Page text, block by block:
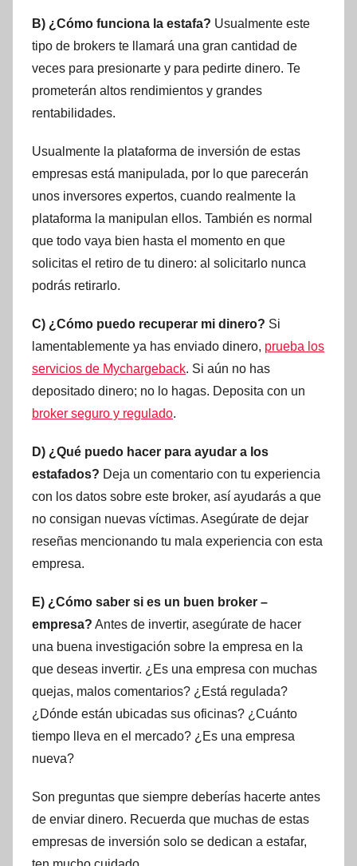
B) ¿Cómo funciona la estafa? Usualmente este
tipo de brokers te llamará una gran cantidad de
veces para presionarte y para pedirte dinero. Te
prometerán altos rendimientos y grandes
rentabilidades.
Usualmente la plataforma de inversión de estas
empresas está manipulada, por lo que parecerán
unos inversores expertos, cuando realmente la
plataforma la manipulan ellos. También es normal
que todo vaya bien hasta el momento en que
solicitas el retiro de tu dinero: al solicitarlo nunca
podrás retirarlo.
C) ¿Cómo puedo recuperar mi dinero? Si
lamentablemente ya has enviado dinero, prueba los
servicios de Mychargeback. Si aún no has
depositado dinero; no lo hagas. Deposita con un
broker seguro y regulado.
D) ¿Qué puedo hacer para ayudar a los
estafados? Deja un comentario con tu experiencia
con los datos sobre este broker, así ayudarás a que
no consigan nuevas víctimas. Asegúrate de dejar
reseñas mencionando tu mala experiencia con esta
empresa.
E) ¿Cómo saber si es un buen broker –
empresa? Antes de invertir, asegúrate de hacer
una buena investigación sobre la empresa en la
que deseas invertir. ¿Es una empresa con muchas
quejas, malos comentarios? ¿Está regulada?
¿Dónde están ubicadas sus oficinas? ¿Cuánto
tiempo lleva en el mercado? ¿Es una empresa
nueva?
Son preguntas que siempre deberías hacerte antes
de enviar dinero. Recuerda que muchas de estas
empresas de inversión solo se dedican a estafar,